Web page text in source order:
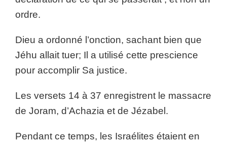
ordre.
Dieu a ordonné l’onction, sachant bien que
Jéhu allait tuer; Il a utilisé cette prescience
pour accomplir Sa justice.
Les versets 14 à 37 enregistrent le massacre
de Joram, d’Achazia et de Jézabel.
Pendant ce temps, les Israélites étaient en